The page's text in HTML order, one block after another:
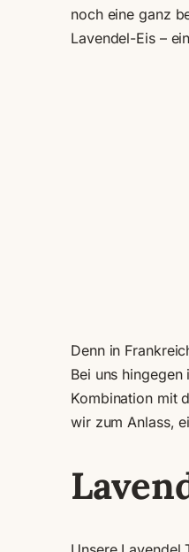
noch eine ganz
Lavendel-Eis –
Denn in
Bei uns
Kombination mit
wir zum Anlass,